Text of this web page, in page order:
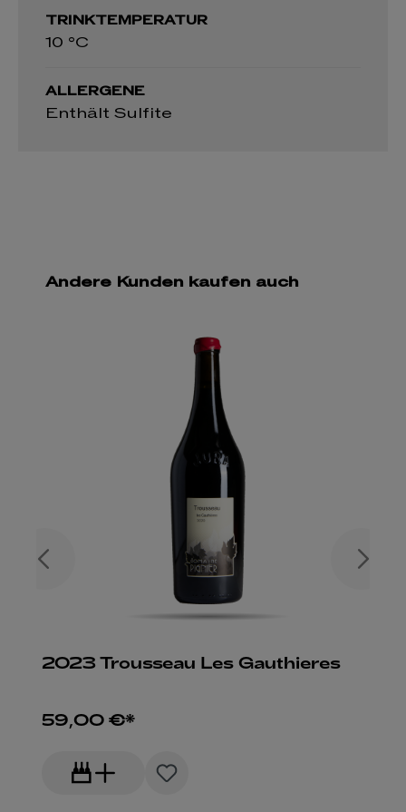
TRINKTEMPERATUR
10 °C
ALLERGENE
Enthält Sulfite
Andere Kunden kaufen auch
2023 Trousseau Les Gauthieres
59,00 €*